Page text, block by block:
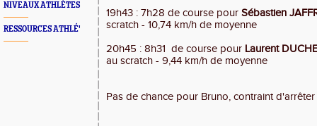
NIVEAUX ATHLÈTES
RESSOURCES ATHLÉ'
19h43 : 7h28 de course pour Sébastien
scratch - 10,74 km/h de moyenne
20h45 : 8h31 de course pour Laurent
au scratch - 9,44 km/h de moyenne
Pas de chance pour Bruno, contraint